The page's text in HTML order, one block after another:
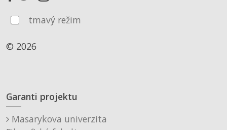
tmavý režim
© 2026
Garanti projektu
Masarykova univerzita